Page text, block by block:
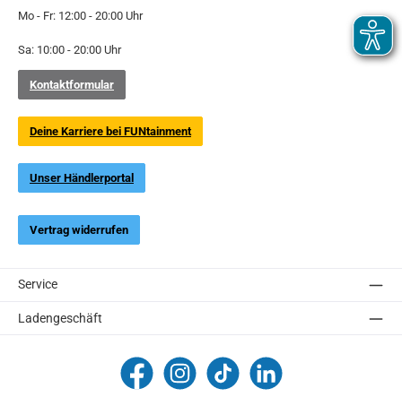
Mo - Fr: 12:00 - 20:00 Uhr
Sa: 10:00 - 20:00 Uhr
Kontaktformular
Deine Karriere bei FUNtainment
Unser Händlerportal
Vertrag widerrufen
Service
Ladengeschäft
FUNtainment Munich
funtainment_mucfuntainment_mucFUNtainment GmbH